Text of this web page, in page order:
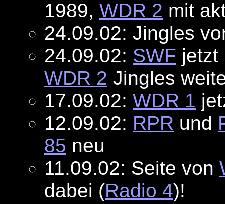
1989, WDR 2 mit
24.09.02: Jingles
24.09.02: SWF jetzt
WDR 2 Jingles
17.09.02: WDR 1
12.09.02: RPR und
85 neu
11.09.02: Seite von
dabei (Radio 4)!